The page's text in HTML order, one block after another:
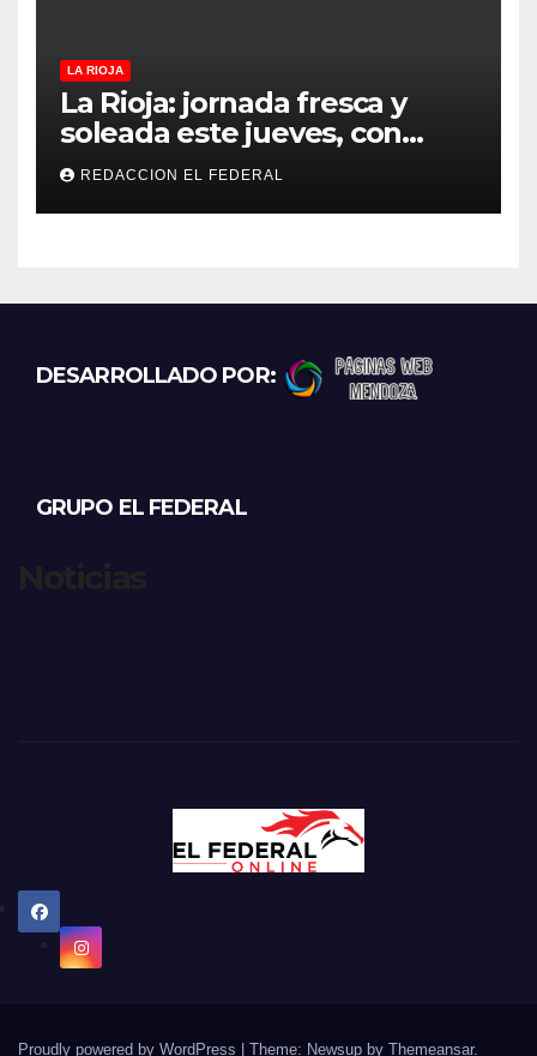
LA RIOJA
La Rioja: jornada fresca y
soleada este jueves, con
temperaturas estables para
el viernes
REDACCION EL FEDERAL
DESARROLLADO POR:
GRUPO EL FEDERAL
Proudly powered by WordPress | Theme: Newsup by Themeansar.